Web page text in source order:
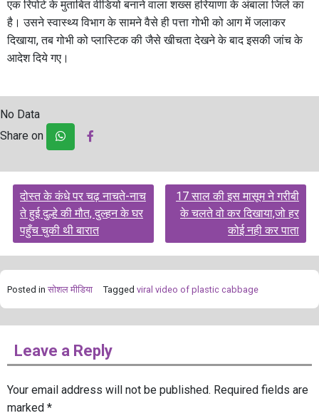
एक रिपोर्ट के मुताबित वीडियो बनाने वाला शख्स हरियाणा के अंबाला जिले का
है। उसने स्वास्थ्य विभाग के सामने वैसे ही पत्ता गोभी को आग में जलाकर
दिखाया, तब गोभी को प्लास्टिक की जैसे खीचता देखने के बाद इसकी जांच के
आदेश दिये गए।
No Data
Share on
Post
navigation
दोस्त के कंधे पर चढ़ नाचते-नाच
ते हुई दुल्हे की मौत, दुल्‍हन के घर
पहुँच चुकी थी बारात
17 साल की इस मासूम ने गरीबी
के चलते वो कर दिखाया,जो हर
कोई नही कर पाता
Posted in सोशल मीडिया Tagged viral video of plastic cabbage
Leave a Reply
Your email address will not be published. Required fields are
marked *